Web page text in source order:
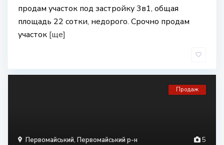
продам участок под застройку 3в1, общая
площадь 22 сотки, недорого. Срочно продам
участок [ще]
5
Первомайський, Первомайський р-н
Продаж